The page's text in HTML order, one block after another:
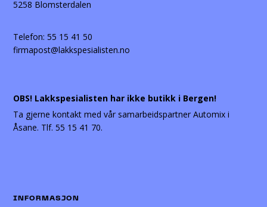
5258 Blomsterdalen
Telefon:55 15 41 50
firmapost@lakkspesialisten.no
OBS! Lakkspesialisten har ikke butikk i Bergen!
Ta gjerne kontakt med vår samarbeidspartner Automix i
Åsane. Tlf. 55 15 41 70.
INFORMASJON